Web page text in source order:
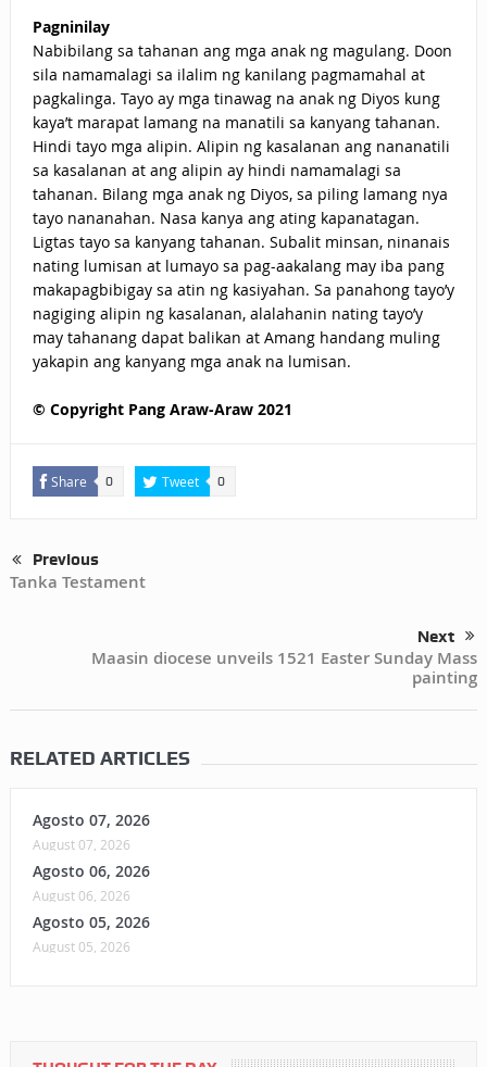
Pagninilay
Nabibilang sa tahanan ang mga anak ng magulang. Doon
sila namamalagi sa ilalim ng kanilang pagmamahal at
pagkalinga. Tayo ay mga tinawag na anak ng Diyos kung
kaya’t marapat lamang na manatili sa kanyang tahanan.
Hindi tayo mga alipin. Alipin ng kasalanan ang nananatili
sa kasalanan at ang alipin ay hindi namamalagi sa
tahanan. Bilang mga anak ng Diyos, sa piling lamang nya
tayo nananahan. Nasa kanya ang ating kapanatagan.
Ligtas tayo sa kanyang tahanan. Subalit minsan, ninanais
nating lumisan at lumayo sa pag-aakalang may iba pang
makapagbibigay sa atin ng kasiyahan. Sa panahong tayo’y
nagiging alipin ng kasalanan, alalahanin nating tayo’y
may tahanang dapat balikan at Amang handang muling
yakapin ang kanyang mga anak na lumisan.
© Copyright Pang Araw-Araw 2021
Share 0 Tweet 0
Previous
Tanka Testament
Next
Maasin diocese unveils 1521 Easter Sunday Mass
painting
RELATED ARTICLES
Agosto 07, 2026
August 07, 2026
Agosto 06, 2026
August 06, 2026
Agosto 05, 2026
August 05, 2026